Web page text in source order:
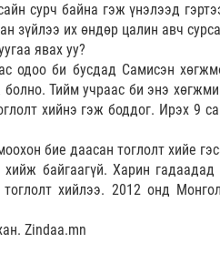
сурч байна гэж үнэлээд
зүйлээ их өндөр цалин авч
явах уу?
одоо би бусдад Самисэн
болно. Тийм учраас би энэ
хийнэ гэж боддог. Ирэх 9
бие даасан тоглолт хийе
байгаагүй. Харин
хийлээ. 2012 онд
Zindaa.mn